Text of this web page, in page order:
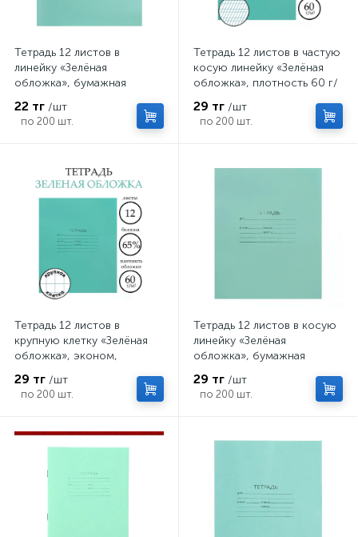
Тетрадь 12 листов в
линейку «Зелёная
обложка», бумажная
г/м², серые листы
22 тг /шт
по 200 шт.
Тетрадь 12 листов в частую
косую линейку «Зелёная
обложка», плотность 60 г/
29 тг /шт
по 200 шт.
Тетрадь 12 листов в
крупную клетку «Зелёная
обложка», эконом,
29 тг /шт
по 200 шт.
Тетрадь 12 листов в косую
линейку «Зелёная
обложка», бумажная
плотность 58-63 г/м²
29 тг /шт
по 200 шт.